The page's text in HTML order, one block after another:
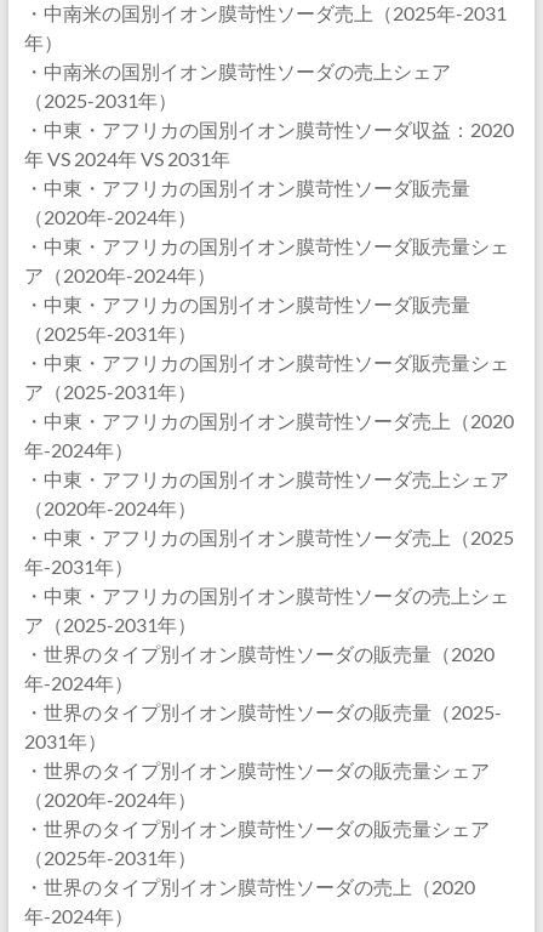
・中南米の国別イオン膜苛性ソーダ売上（2025年-2031
年）
・中南米の国別イオン膜苛性ソーダの売上シェア
（2025-2031年）
・中東・アフリカの国別イオン膜苛性ソーダ収益：2020
年 VS 2024年 VS 2031年
・中東・アフリカの国別イオン膜苛性ソーダ販売量
（2020年-2024年）
・中東・アフリカの国別イオン膜苛性ソーダ販売量シェ
ア（2020年-2024年）
・中東・アフリカの国別イオン膜苛性ソーダ販売量
（2025年-2031年）
・中東・アフリカの国別イオン膜苛性ソーダ販売量シェ
ア（2025-2031年）
・中東・アフリカの国別イオン膜苛性ソーダ売上（2020
年-2024年）
・中東・アフリカの国別イオン膜苛性ソーダ売上シェア
（2020年-2024年）
・中東・アフリカの国別イオン膜苛性ソーダ売上（2025
年-2031年）
・中東・アフリカの国別イオン膜苛性ソーダの売上シェ
ア（2025-2031年）
・世界のタイプ別イオン膜苛性ソーダの販売量（2020
年-2024年）
・世界のタイプ別イオン膜苛性ソーダの販売量（2025-
2031年）
・世界のタイプ別イオン膜苛性ソーダの販売量シェア
（2020年-2024年）
・世界のタイプ別イオン膜苛性ソーダの販売量シェア
（2025年-2031年）
・世界のタイプ別イオン膜苛性ソーダの売上（2020
年-2024年）